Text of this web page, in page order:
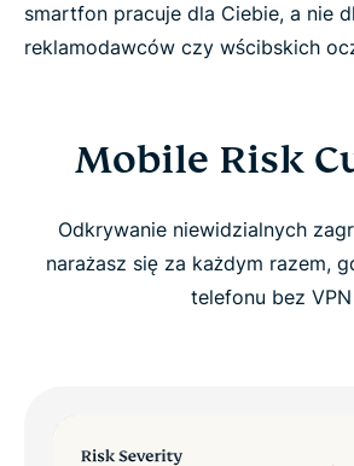
smartfon pracuje dla Ciebie, a nie
reklamodawców czy wścibskich
Mobile Risk
Odkrywanie niewidzialnych
narażasz się za każdym razem,
telefonu bez VPN